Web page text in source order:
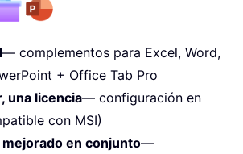
— complementos para Excel, Word,
+ Office Tab Pro
una licencia— configuración en
con MSI)
en conjunto—